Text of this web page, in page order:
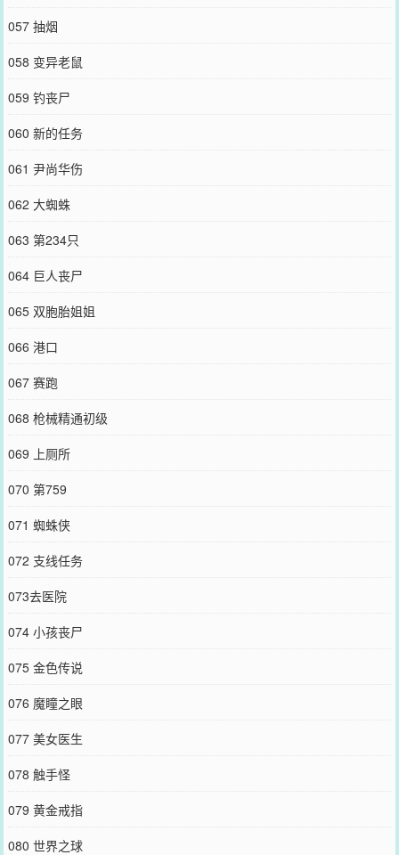
057 抽烟
058 变异老鼠
059 钓丧尸
060 新的任务
061 尹尚华伤
062 大蜘蛛
063 第234只
064 巨人丧尸
065 双胞胎姐姐
066 港口
067 赛跑
068 枪械精通初级
069 上厕所
070 第759
071 蜘蛛侠
072 支线任务
073去医院
074 小孩丧尸
075 金色传说
076 魔瞳之眼
077 美女医生
078 触手怪
079 黄金戒指
080 世界之球